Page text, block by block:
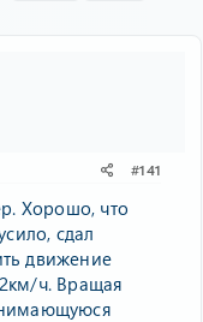
#141
Хорошо, что
сдал
движение
ч. Вращая